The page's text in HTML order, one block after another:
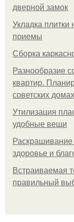
дверной замок
Укладка
приемы
Сборка
Разнообразие
квартир.
советских домах
Утилизация
удобные вещи
Раскрашивание
здоровье и
Встраиваемая
правильный